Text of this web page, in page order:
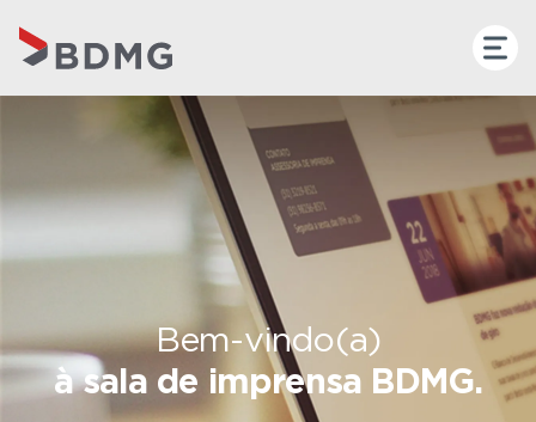
Bem-vindo(a)
à sala de imprensa BDMG.